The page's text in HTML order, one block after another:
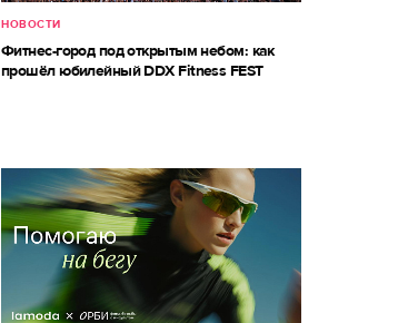
НОВОСТИ
Фитнес-город под открытым небом: как
прошёл юбилейный DDX Fitness FEST